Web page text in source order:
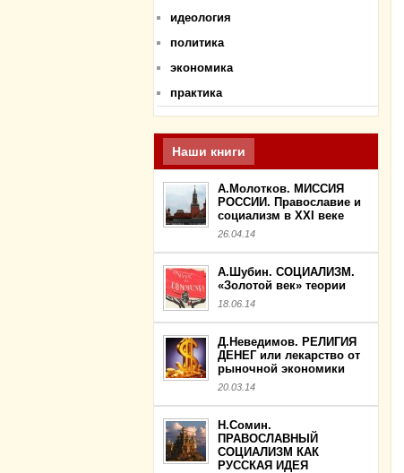
идеология
политика
экономика
практика
Наши книги
А.Молотков. МИССИЯ
РОССИИ. Православие и
социализм в XXI веке
26.04.14
А.Шубин. СОЦИАЛИЗМ.
«Золотой век» теории
18.06.14
Д.Неведимов. РЕЛИГИЯ
ДЕНЕГ или лекарство от
рыночной экономики
20.03.14
Н.Сомин.
ПРАВОСЛАВНЫЙ
СОЦИАЛИЗМ КАК
РУССКАЯ ИДЕЯ